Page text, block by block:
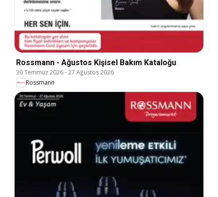
Rossmann - Ağustos Kişisel Bakım Kataloğu
30 Temmuz 2026-27 Ağustos 2026
Rossmann